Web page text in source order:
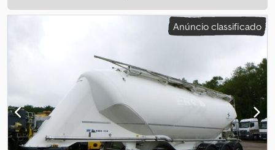
Anúncio classificado